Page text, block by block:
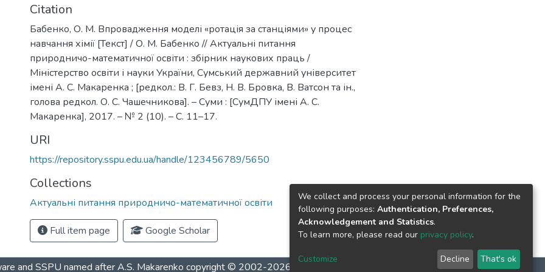
Citation
Бабенко, О. М. Впровадження моделі «ротація за станціями» у процес
навчання хімії [Текст] / О. М. Бабенко // Актуальні питання
природничо-математичної освіти : збірник наукових праць /
Міністерство освіти і науки України, Сумський державний університет
імені А. С. Макаренка ; [редкол.: В. Г. Бевз, Н. В. Бровка, В. Ватсон та ін.,
голова редкол. О. С. Чашечникова]. – Суми : [СумДПУ імені А. С.
Макаренка], 2017. – № 2 (10). – С. 11–17.
URI
https://repository.sspu.edu.ua/handle/123456789/5650
Collections
Актуальні питання природничо-математичної освіти
Full item page Google Scholar
and SSPU named after A.S. Makarenko copyright © 2002-2026
We collect and process your personal information for the
following purposes: Authentication, Preferences,
Acknowledgement and Statistics.
To learn more, please read our privacy policy.
Customize Decline That's ok